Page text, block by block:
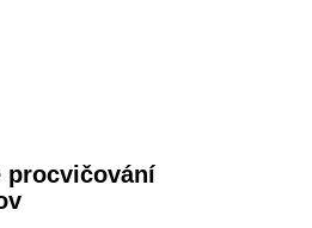
procvičování